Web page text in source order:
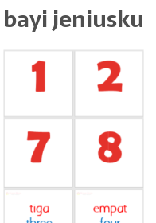
bayi jeniusku